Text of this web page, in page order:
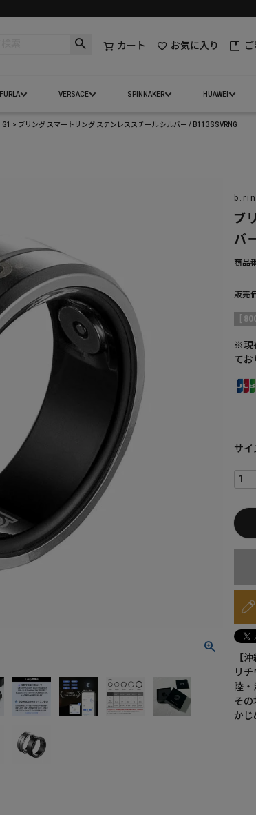
カート お気に入り
FURLA VERSACE SPINNAKER HUAWEI
G1 ブリング スマートリング ステンレススチール シルバー / B113SSVRNG
ブ
バ
商品
販売
800
※現
てお
サイ
【
リ
陸・
その
かじ